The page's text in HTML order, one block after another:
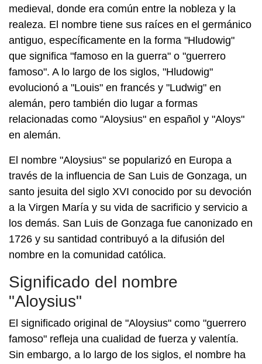
medieval, donde era común entre la nobleza y la
realeza. El nombre tiene sus raíces en el germánico
antiguo, específicamente en la forma "Hludowig"
que significa "famoso en la guerra" o "guerrero
famoso". A lo largo de los siglos, "Hludowig"
evolucionó a "Louis" en francés y "Ludwig" en
alemán, pero también dio lugar a formas
relacionadas como "Aloysius" en español y "Aloys"
en alemán.
El nombre "Aloysius" se popularizó en Europa a
través de la influencia de San Luis de Gonzaga, un
santo jesuita del siglo XVI conocido por su devoción
a la Virgen María y su vida de sacrificio y servicio a
los demás. San Luis de Gonzaga fue canonizado en
1726 y su santidad contribuyó a la difusión del
nombre en la comunidad católica.
Significado del nombre
"Aloysius"
El significado original de "Aloysius" como "guerrero
famoso" refleja una cualidad de fuerza y valentía.
Sin embargo, a lo largo de los siglos, el nombre ha